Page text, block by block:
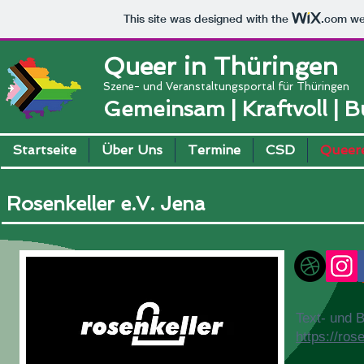
This site was designed with the .com
Queer in Thüringen
Szene- und Veranstaltungsportal für Thüringen
Gemeinsam | Kraftvoll |
Startseite Über Uns Termine CSD
Rosenkeller e.V. Jena
Text- und
https://